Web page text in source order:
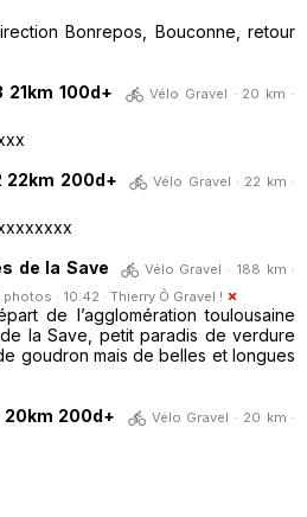
Bonrepos, Bouconne, retour
100d+
Vélo Gravel · 20 km ·
22km 200d+
Vélo Gravel · 22 km ·
de la Save
Vélo Gravel · 188 km ·
photos · 10:42 · Thierry Ô Gravel !
de l’agglomération toulousaine
la Save, petit paradis de verdure
goudron mais de belles et longues
20km 200d+
Vélo Gravel · 20 km ·